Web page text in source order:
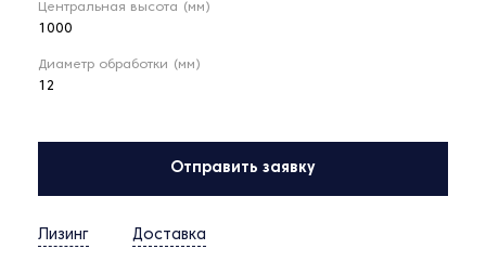
Центральная высота (мм)
1000
Диаметр обработки (мм)
12
Отправить заявку
Лизинг Доставка